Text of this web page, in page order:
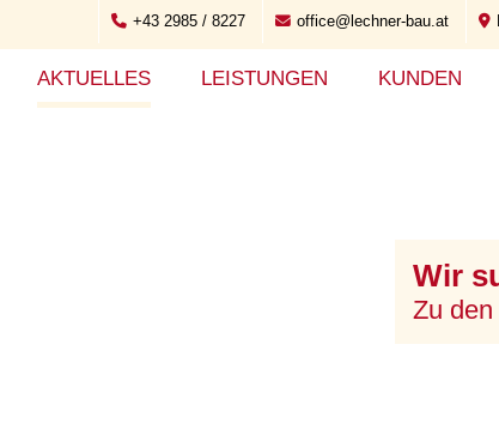
+43 2985 / 8227 office@lechner-bau.at
AKTUELLES LEISTUNGEN KUNDEN
Wir
Zu